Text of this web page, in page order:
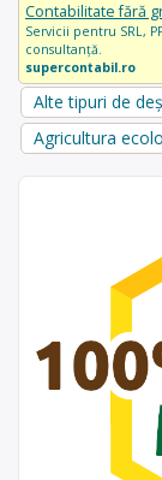
Contabilitate fără
Servicii pentru SRL,
consultanță.
supercontabil.ro
Alte tipuri de
Agricultura